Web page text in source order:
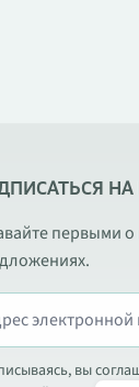
первыми
вы